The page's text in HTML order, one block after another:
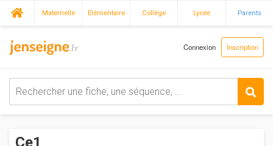
Maternelle Elémentaire Collège Lycée Parents
Connexion Inscription
Ce1